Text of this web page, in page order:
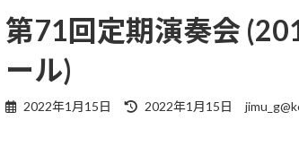
第71回定期演奏会
ール)
2022年1月15日
最
2022年1月15日